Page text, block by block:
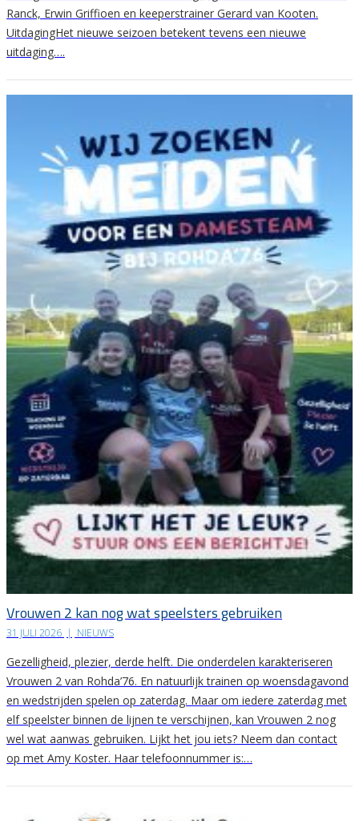
Ranck, Erwin Griffioen en keeperstrainer Gerard van Kooten.
UitdagingHet nieuwe seizoen betekent tevens een nieuwe
uitdaging….
Vrouwen 2 kan nog wat speelsters gebruiken
31 JULI 2026 | NIEUWS
Gezelligheid, plezier, derde helft. Die onderdelen karakteriseren
Vrouwen 2 van Rohda’76. En natuurlijk trainen op woensdagavond
en wedstrijden spelen op zaterdag. Maar om iedere zaterdag met
elf speelster binnen de lijnen te verschijnen, kan Vrouwen 2 nog
wel wat aanwas gebruiken. Lijkt het jou iets? Neem dan contact
op met Amy Koster. Haar telefoonnummer is:…